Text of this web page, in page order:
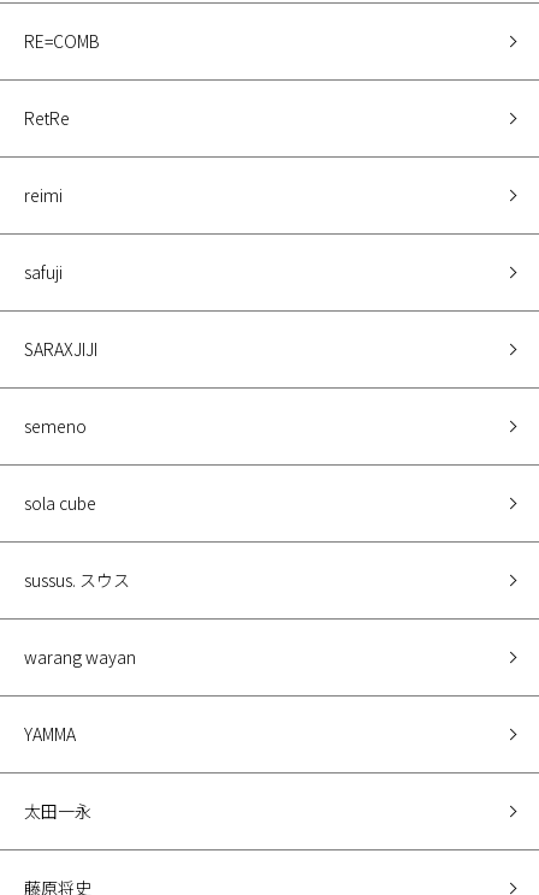
RE=COMB
RetRe
reimi
safuji
SARAXJIJI
semeno
sola cube
sussus. スウス
warang wayan
YAMMA
太田一永
藤原将史